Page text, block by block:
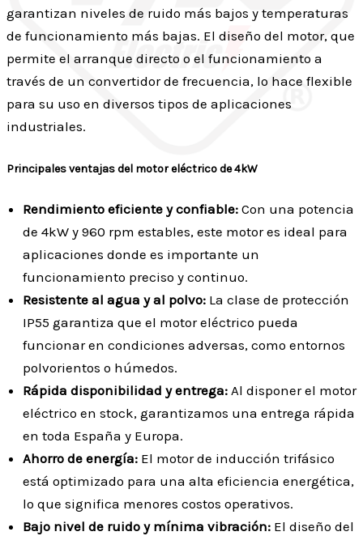
garantizan niveles de ruido más bajos y temperaturas
de funcionamiento más bajas. El diseño del motor, que
permite el arranque directo o el funcionamiento a
través de un convertidor de frecuencia, lo hace flexible
para su uso en diversos tipos de aplicaciones
industriales.
Principales ventajas del motor eléctrico de 4kW
Rendimiento eficiente y confiable: Con una potencia
de 4kW y 960 rpm estables, este motor es ideal para
aplicaciones donde es importante un
funcionamiento preciso y continuo.
Resistente al agua y al polvo: La clase de protección
IP55 garantiza que el motor eléctrico pueda
funcionar en condiciones adversas, como entornos
polvorientos o húmedos.
Rápida disponibilidad y entrega: Al disponer el motor
eléctrico en stock, garantizamos una entrega rápida
en toda España y Europa.
Ahorro de energía: El motor de inducción trifásico
está optimizado para una alta eficiencia energética,
lo que significa menores costos operativos.
Bajo nivel de ruido y mínima vibración: El diseño del